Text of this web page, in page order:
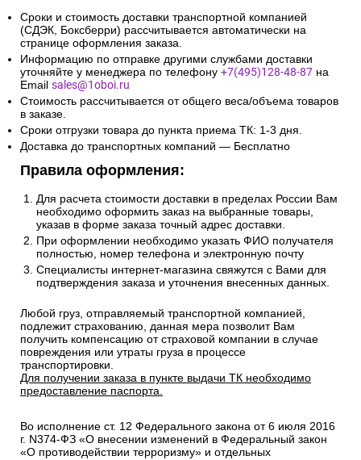
Сроки и стоимость доставки транспортной компанией
(СДЭК, Боксберри) рассчитывается автоматически на
странице оформления заказа.
Информацию по отправке другими службами доставки
уточняйте у менеджера по телефону +7(495)128-48-87 на
Email sales@1oboi.ru
Стоимость рассчитывается от общего веса/объема товаров
в заказе.
Сроки отгрузки товара до пункта приема ТК: 1-3 дня.
Доставка до транспортных компаний — Бесплатно
Правила оформления:
Для расчета стоимости доставки в пределах России Вам
необходимо оформить заказ на выбранные товары,
указав в форме заказа точный адрес доставки.
При оформлении необходимо указать ФИО получателя
полностью, номер телефона и электронную почту
Специалисты интернет-магазина свяжутся с Вами для
подтверждения заказа и уточнения внесенных данных.
Любой груз, отправляемый транспортной компанией,
подлежит страхованию, данная мера позволит Вам
получить компенсацию от страховой компании в случае
повреждения или утраты груза в процессе
транспортировки.
Для получении заказа в пункте выдачи ТК необходимо
предоставление паспорта.
Во исполнение ст. 12 Федерального закона от 6 июля 2016
г. N374-ФЗ «О внесении изменений в Федеральный закон
«О противодействии терроризму» и отдельных